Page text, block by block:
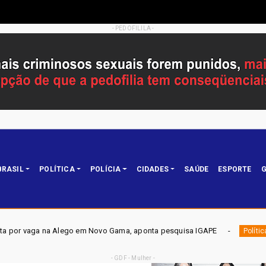
- PEDOFILILA -
POLÍTICA POLÍCIA CIDADES SAÚDE ESPORTE
aponta pesquisa IGAPE Política ELEIÇÕES DF 2026 -
- GDF - Mulher -